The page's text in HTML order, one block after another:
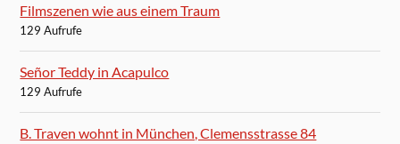
Filmszenen wie aus einem Traum
129 Aufrufe
Señor Teddy in Acapulco
129 Aufrufe
B. Traven wohnt in München, Clemensstrasse 84